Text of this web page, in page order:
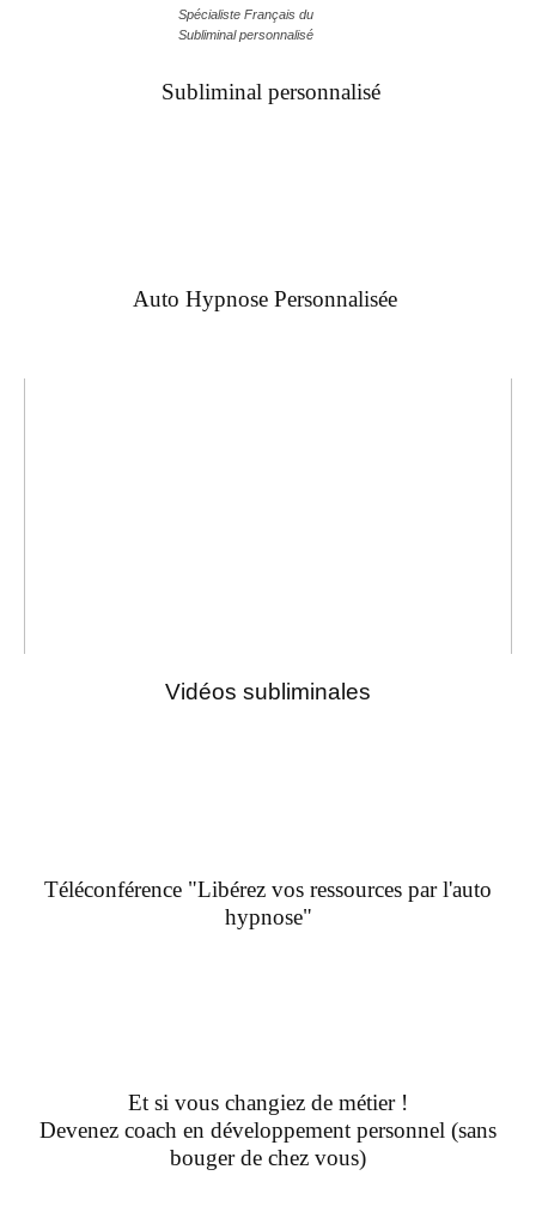
Spécialiste Français du
Subliminal personnalisé
Subliminal personnalisé
Auto Hypnose Personnalisée
Vidéos subliminales
Téléconférence "Libérez vos ressources par l'auto
hypnose"
Et si vous changiez de métier !
Devenez coach en développement personnel (sans
bouger de chez vous)